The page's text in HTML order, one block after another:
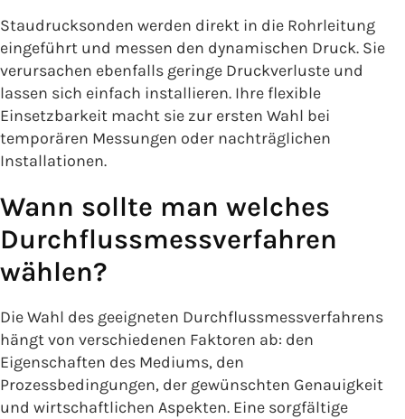
Staudrucksonden werden direkt in die Rohrleitung
eingeführt und messen den dynamischen Druck. Sie
verursachen ebenfalls geringe Druckverluste und
lassen sich einfach installieren. Ihre flexible
Einsetzbarkeit macht sie zur ersten Wahl bei
temporären Messungen oder nachträglichen
Installationen.
Wann sollte man welches
Durchflussmessverfahren
wählen?
Die Wahl des geeigneten Durchflussmessverfahrens
hängt von verschiedenen Faktoren ab: den
Eigenschaften des Mediums, den
Prozessbedingungen, der gewünschten Genauigkeit
und wirtschaftlichen Aspekten. Eine sorgfältige